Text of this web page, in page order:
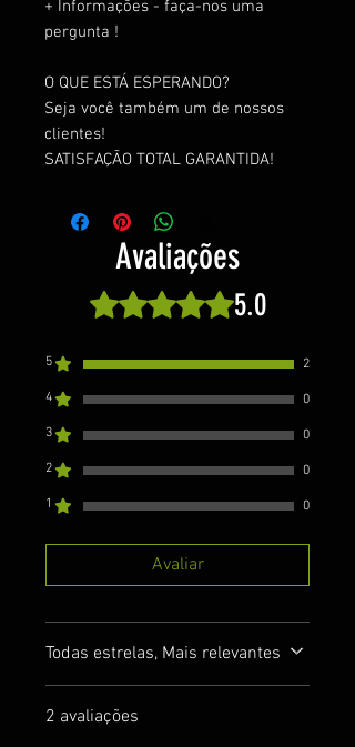
+ Informações - faça-nos uma
pergunta !
O QUE ESTÁ ESPERANDO?
Seja você também um de nossos
clientes!
SATISFAÇÃO TOTAL GARANTIDA!
Avaliações
Rated 5 out of 5 stars.
5.0
5 2
4 0
3 0
2 0
1 0
Avaliar
Todas estrelas, Mais relevantes
2 avaliações